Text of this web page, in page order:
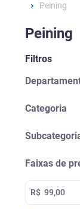
Peining
Peining
Filtros
Casa E
Categoria
(
Acessórios
Faixas de
R$